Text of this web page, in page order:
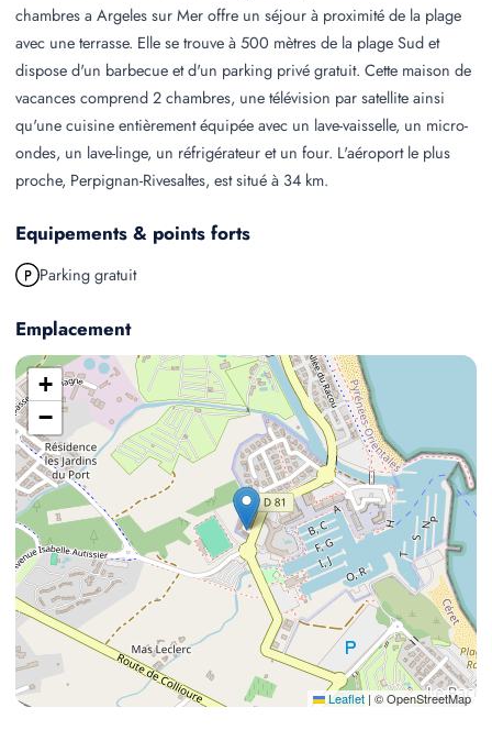
chambres a Argeles sur Mer offre un séjour à proximité de la plage
avec une terrasse. Elle se trouve à 500 mètres de la plage Sud et
dispose d'un barbecue et d'un parking privé gratuit. Cette maison de
vacances comprend 2 chambres, une télévision par satellite ainsi
qu'une cuisine entièrement équipée avec un lave-vaisselle, un micro-
ondes, un lave-linge, un réfrigérateur et un four. L'aéroport le plus
proche, Perpignan-Rivesaltes, est situé à 34 km.
Equipements & points forts
Parking gratuit
Emplacement
+
−
Leaflet | © OpenStreetMap